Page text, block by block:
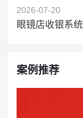
2026-07-20
眼镜店收银系
案例推荐